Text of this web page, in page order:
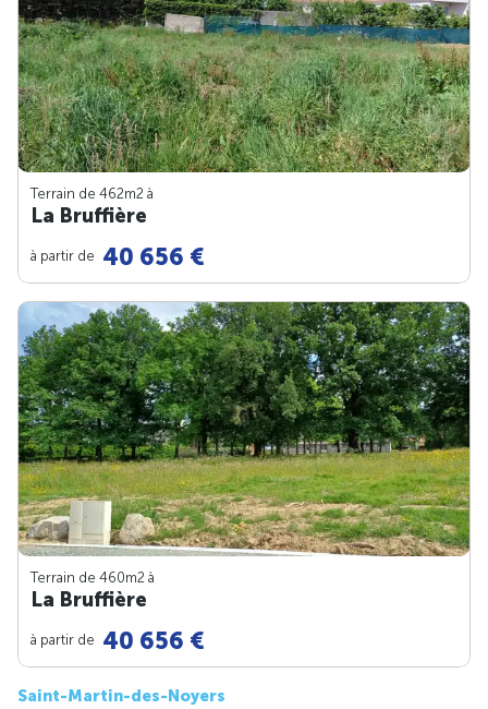
Terrain de 462m2 à
La Bruffière
à partir de 40 656 €
Terrain de 460m2 à
La Bruffière
à partir de 40 656 €
Saint-Martin-des-Noyers